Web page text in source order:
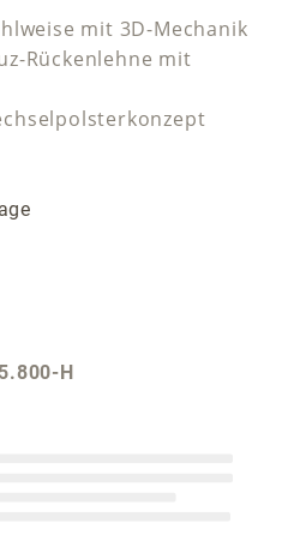
mit 3D-Mechanik
Rückenlehne mit
H